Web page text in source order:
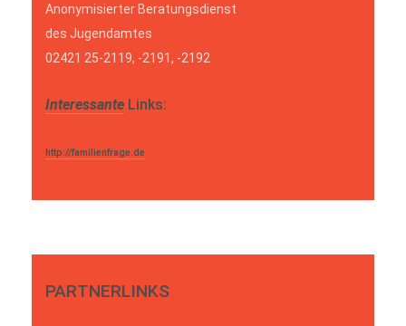
Anonymisierter Beratungsdienst
des Jugendamtes
02421 25-2119, -2191, -2192
Interessante Links:
http://familienfrage.de
PARTNERLINKS